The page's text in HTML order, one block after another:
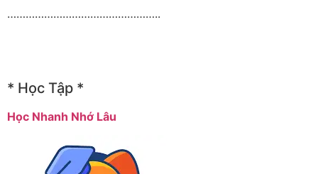
…………………………………………..
* Học Tập *
Học Nhanh Nhớ Lâu